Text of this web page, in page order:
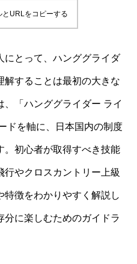
とURLをコピーする
にとって、ハンググライダ
解することは最初の大きな
「ハンググライダー ライ
ドを軸に、日本国内の制度
。初心者が取得すべき技能
やクロスカントリー上級
徴をわかりやすく解説し
分に楽しむためのガイドラ